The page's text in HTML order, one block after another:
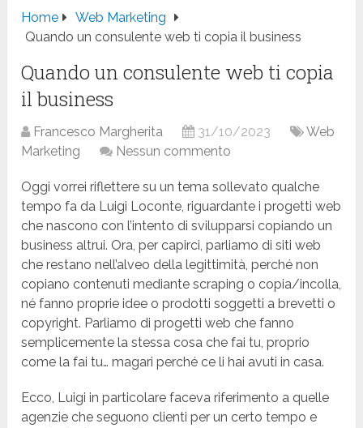
Home
Web Marketing
Quando un consulente web ti copia il business
Quando un consulente web ti copia
il business
Francesco Margherita 31/10/2023
Web
Marketing
Nessun commento
Oggi vorrei riflettere su un tema sollevato qualche
tempo fa da Luigi Loconte, riguardante i progetti web
che nascono con l’intento di svilupparsi copiando un
business altrui. Ora, per capirci, parliamo di siti web
che restano nell’alveo della legittimità, perché non
copiano contenuti mediante scraping o copia/incolla,
né fanno proprie idee o prodotti soggetti a brevetti o
copyright. Parliamo di progetti web che fanno
semplicemente la stessa cosa che fai tu, proprio
come la fai tu… magari perché ce li hai avuti in casa.
Ecco, Luigi in particolare faceva riferimento a quelle
agenzie che seguono clienti per un certo tempo e